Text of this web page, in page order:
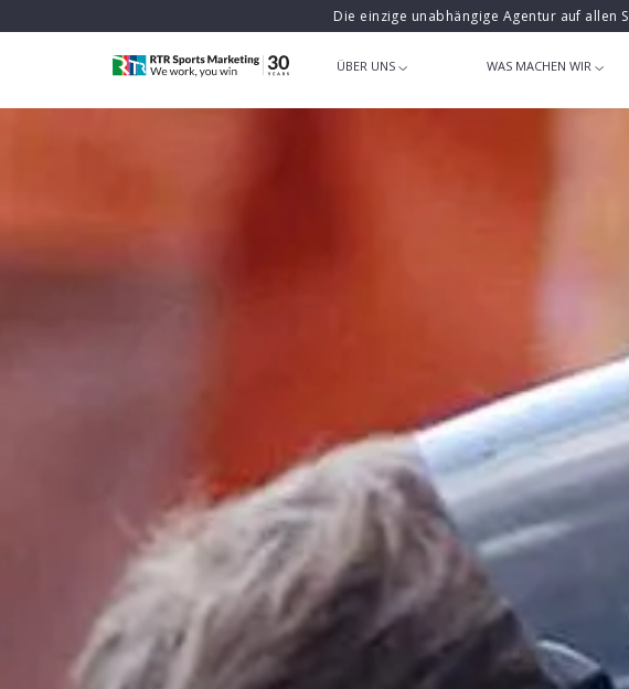
Die einzige unabhängige Agentur auf
ÜBER UNS WAS MACHEN WIR